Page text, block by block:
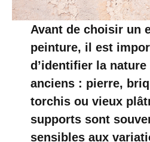
Avant de choisir un
peinture, il est
d’identifier la
anciens : pierre,
torchis ou vieux
supports sont
sensibles aux